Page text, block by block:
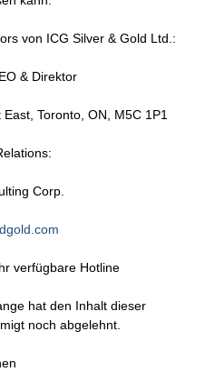
von ICG Silver & Gold Ltd.:
& Direktor
Toronto, ON, M5C 1P1
Corp.
verfügbare Hotline
hat den Inhalt dieser
noch abgelehnt.